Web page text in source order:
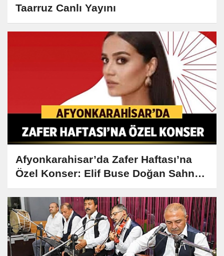
Taarruz Canlı Yayını
Afyonkarahisar’da Zafer Haftası’na
Özel Konser: Elif Buse Doğan Sahne
Alacak